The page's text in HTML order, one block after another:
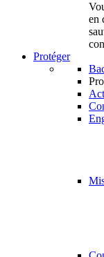
en
Protéger